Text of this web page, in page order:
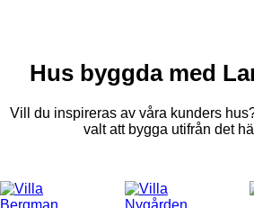
Hus byggda med
Vill du inspireras av våra kunders
valt att bygga utifrån det